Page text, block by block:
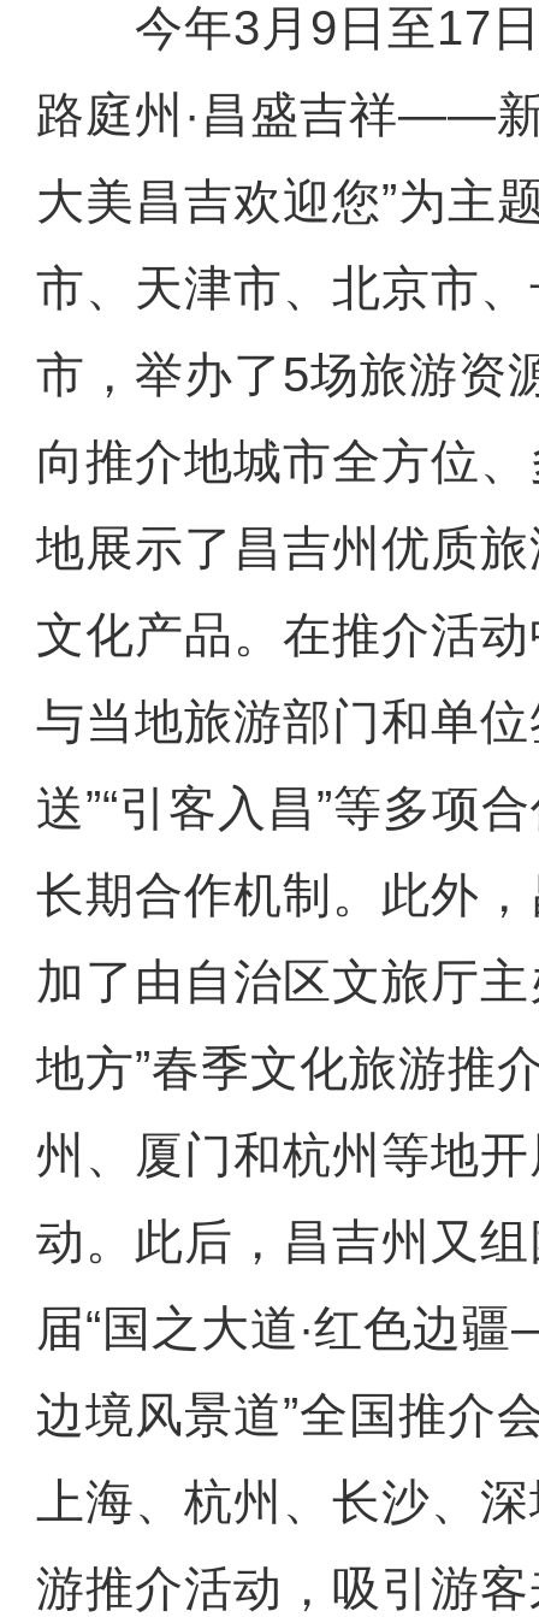
今年3月9日至17日
路庭州·昌盛吉祥——
大美昌吉欢迎您”为主
市、天津市、北京市
市，举办了5场旅游资
向推介地城市全方位
地展示了昌吉州优质
文化产品。在推介活
与当地旅游部门和单
送”“引客入昌”等多项
长期合作机制。此外
加了由自治区文旅厅
地方”春季文化旅游推
州、厦门和杭州等地
动。此后，昌吉州又
届“国之大道∙红色边
边境风景道”全国推介
上海、杭州、长沙、
游推介活动，吸引游